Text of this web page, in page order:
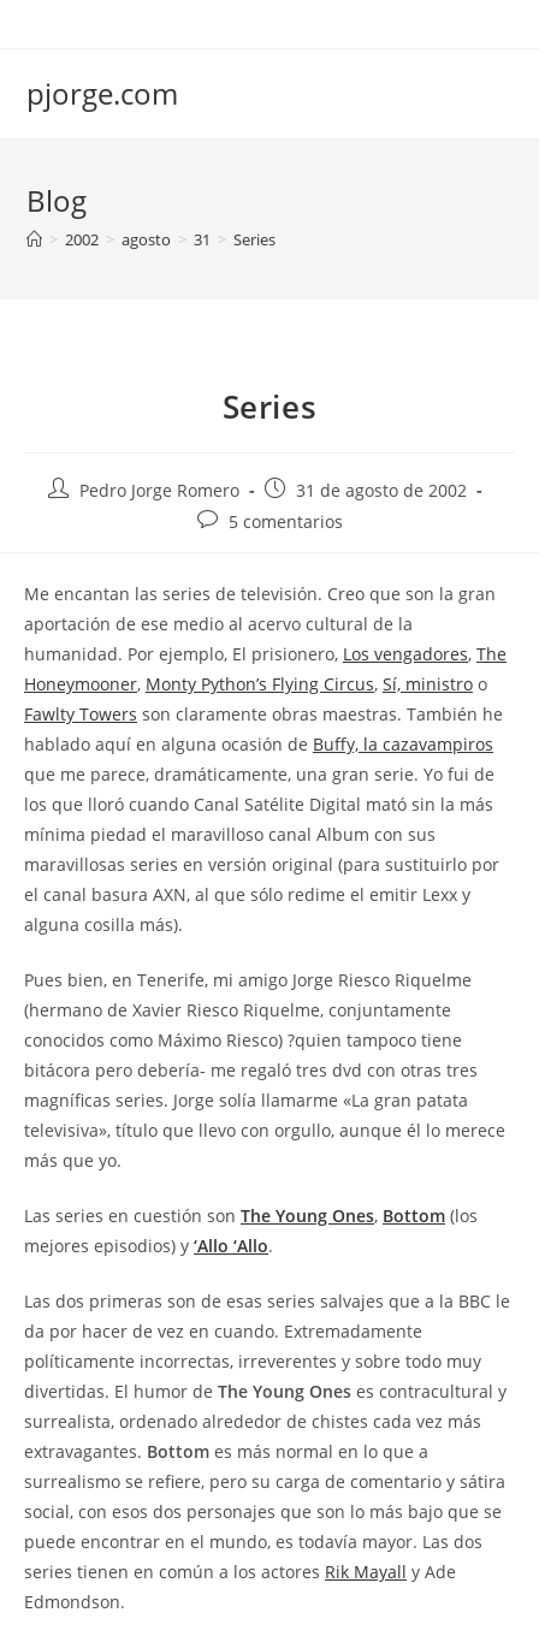
pjorge.com
Blog
> 2002 > agosto > 31 > Series
Series
AutorPedro Jorge Romero
Publicación
de
31 de agosto de 2002
Comentarios
entrada:
5 comentarios
Me encantan las series de televisión. Creo que son la gran
aportación de ese medio al acervo cultural de la
humanidad. Por ejemplo, El prisionero, Los vengadores, The
Honeymooner, Monty Python’s Flying Circus, Sí, ministro o
Fawlty Towers son claramente obras maestras. También he
hablado aquí en alguna ocasión de Buffy, la cazavampiros
que me parece, dramáticamente, una gran serie. Yo fui de
los que lloró cuando Canal Satélite Digital mató sin la más
mínima piedad el maravilloso canal Album con sus
maravillosas series en versión original (para sustituirlo por
el canal basura AXN, al que sólo redime el emitir Lexx y
alguna cosilla más).
Pues bien, en Tenerife, mi amigo Jorge Riesco Riquelme
(hermano de Xavier Riesco Riquelme, conjuntamente
conocidos como Máximo Riesco) ?quien tampoco tiene
bitácora pero debería- me regaló tres dvd con otras tres
magníficas series. Jorge solía llamarme «La gran patata
televisiva», título que llevo con orgullo, aunque él lo merece
más que yo.
Las series en cuestión son The Young Ones, Bottom (los
mejores episodios) y ‘Allo ‘Allo.
Las dos primeras son de esas series salvajes que a la BBC le
da por hacer de vez en cuando. Extremadamente
políticamente incorrectas, irreverentes y sobre todo muy
divertidas. El humor de The Young Ones es contracultural y
surrealista, ordenado alrededor de chistes cada vez más
extravagantes. Bottom es más normal en lo que a
surrealismo se refiere, pero su carga de comentario y sátira
social, con esos dos personajes que son lo más bajo que se
puede encontrar en el mundo, es todavía mayor. Las dos
series tienen en común a los actores Rik Mayall y Ade
Edmondson.